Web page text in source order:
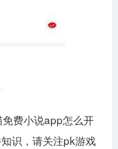
费小说app怎么开
识，请关注pk游戏